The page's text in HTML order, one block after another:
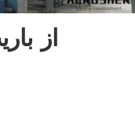
از